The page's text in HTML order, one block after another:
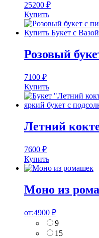
25200 ₽
Купить
Розовый
7100 ₽
Купить
Летний
7600 ₽
Купить
Моно из
от:4900 ₽
9
15